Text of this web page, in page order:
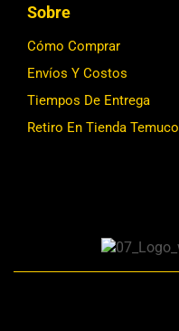
Sobre
Cómo Comprar
Envíos Y Costos
Tiempos De Entrega
Retiro En Tienda Temuco